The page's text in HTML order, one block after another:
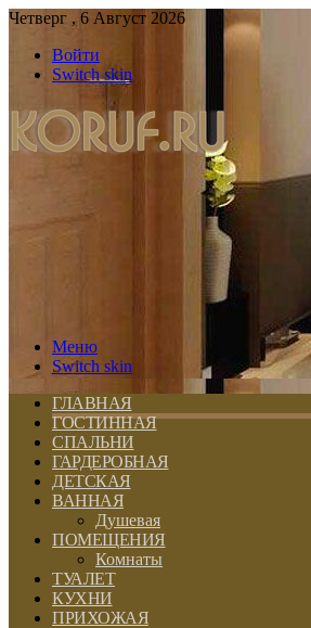
Четверг , 6 Август 2026
Войти
Switch skin
Меню
Switch skin
ГЛАВНАЯ
ГОСТИННАЯ
СПАЛЬНИ
ГАРДЕРОБНАЯ
ДЕТСКАЯ
ВАННАЯ
Душевая
ПОМЕЩЕНИЯ
Комнаты
ТУАЛЕТ
КУХНИ
ПРИХОЖАЯ